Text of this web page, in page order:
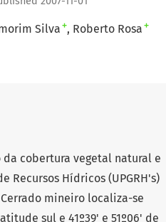
Silva + Roberto Rosa +
cobertura vegetal natural e
Recursos Hídricos (UPGRH's)
mineiro localiza-se
sul e 41º39' e 51º06' de